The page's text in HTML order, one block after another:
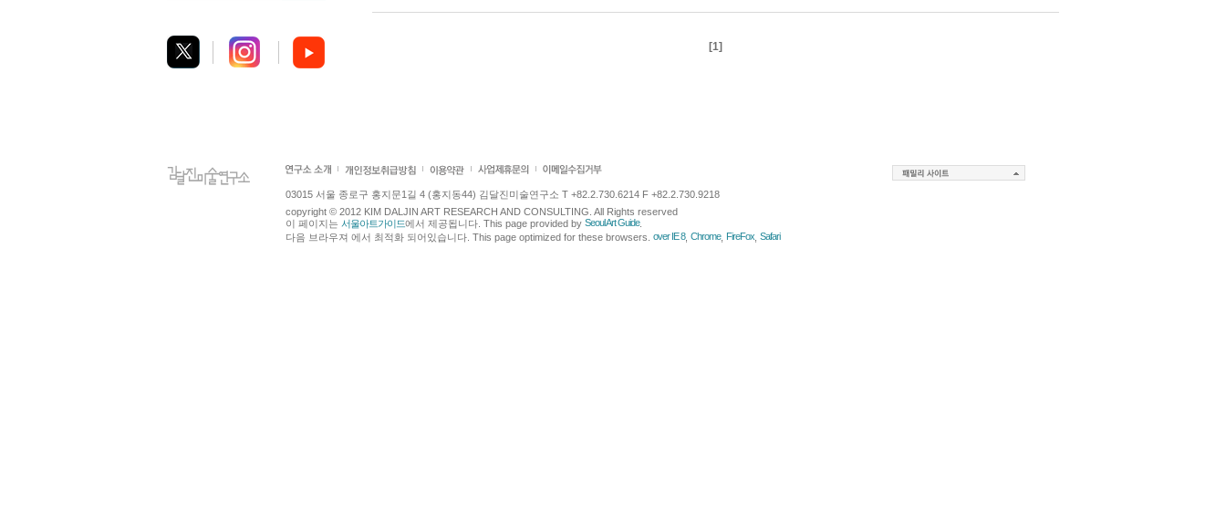
[1]
03015 서울 종로구 홍지문1길 4 (홍지동44) 김달진미술연구소 T +82.2.730.6214 F +82.2.730.9218
copyright © 2012 KIM DALJIN ART RESEARCH AND CONSULTING. All Rights reserved
이 페이지는 서울아트가이드에서 제공됩니다. This page provided by Seoul Art Guide.
다음 브라우져 에서 최적화 되어있습니다. This page optimized for these browsers. over IE 8, Chrome, FireFox Safari